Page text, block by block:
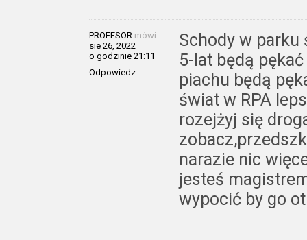
PROFESOR mówi:
sie 26, 2022
o godzinie 21:11
Odpowiedz
Schody w
5-lat będą
piachu będą
świat w RPA
rozejżyj się
narazie nic
jesteś
wypocić by go